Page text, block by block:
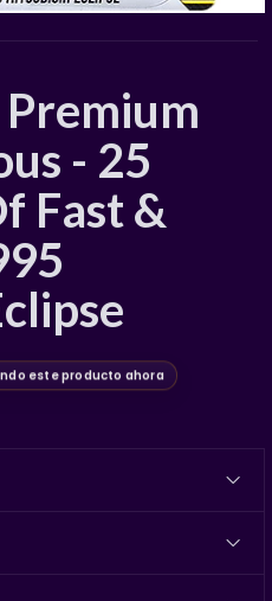
- 25
Fast &
este producto ahora